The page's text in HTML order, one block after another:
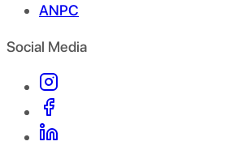
ANPC
Social Media